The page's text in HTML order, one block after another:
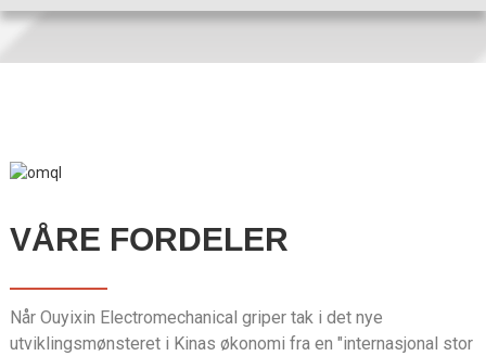
VÅRE FORDELER
Når Ouyixin Electromechanical griper tak i det nye
utviklingsmønsteret i Kinas økonomi fra en "internasjonal stor